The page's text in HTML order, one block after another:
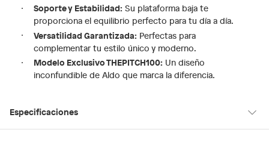
Soporte y Estabilidad: Su plataforma baja te
proporciona el equilibrio perfecto para tu día a día.
Versatilidad Garantizada: Perfectas para
complementar tu estilo único y moderno.
Modelo Exclusivo THEPITCH100: Un diseño
inconfundible de Aldo que marca la diferencia.
Especificaciones